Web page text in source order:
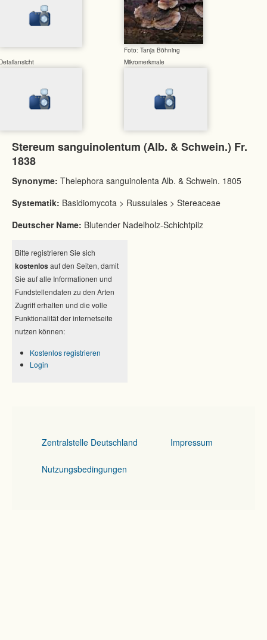
Foto: Tanja Böhning
Mikromerkmale
Stereum sanguinolentum (Alb. & Schwein.) Fr.
1838
Synonyme: Thelephora sanguinolenta Alb. & Schwein. 1805
Systematik: Basidiomycota > Russulales > Stereaceae
Deutscher Name: Blutender Nadelholz-Schichtpilz
Bitte registrieren Sie sich
kostenlos auf den Seiten, damit
Sie auf alle Informationen und
Fundstellendaten zu den Arten
Zugriff erhalten und die volle
Funktionalität der internetseite
nutzen können:
Kostenlos registrieren
Login
Zentralstelle Deutschland Impressum
Nutzungsbedingungen